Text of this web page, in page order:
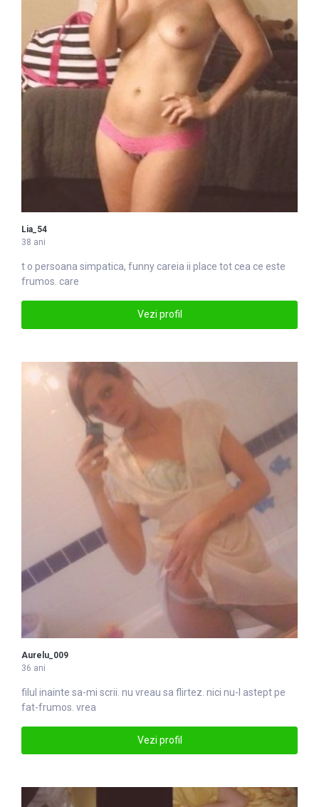
Lia_54
38 ani
t o persoana simpatica, funny careia ii place tot cea ce este
frumos. care
Vezi profil
Aurelu_009
36 ani
filul inainte sa-mi scrii. nu vreau sa flirtez. nici nu-l astept pe
fat-frumos. vrea
Vezi profil